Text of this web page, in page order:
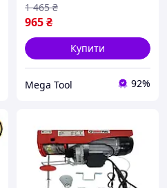
965₴
1 465 ₴
Купити
Mega Tool 92%